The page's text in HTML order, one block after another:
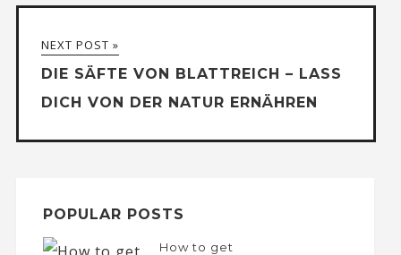
NEXT POST »
DIE SÄFTE VON BLATTREICH – LASS
DICH VON DER NATUR ERNÄHREN
POPULAR POSTS
How to get